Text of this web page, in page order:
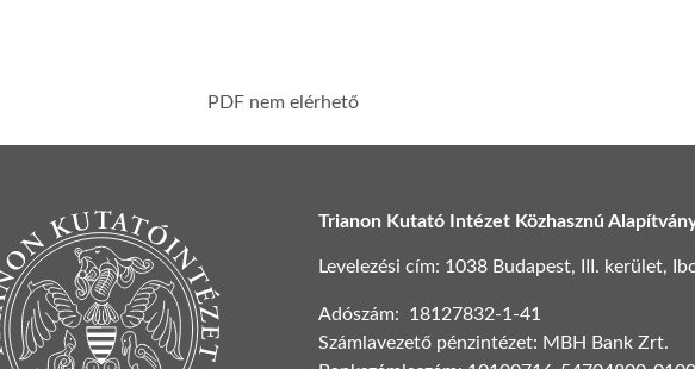
PDF nem elérhető
Trianon Kutató Intézet Közhasznú
Levelezési cím: 1038 Budapest, III. kerület,
Adószám: 18127832-1-41
Számlavezető pénzintézet: MBH Bank Zrt.